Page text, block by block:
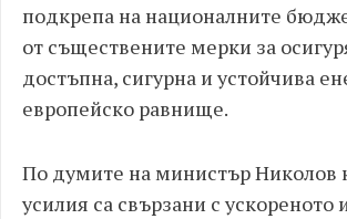
подкрепа на националните
от съществените мерки за
достъпна, сигурна и устойчива
европейско равнище.
По думите на министър Николов
усилия са свързани с ускореното